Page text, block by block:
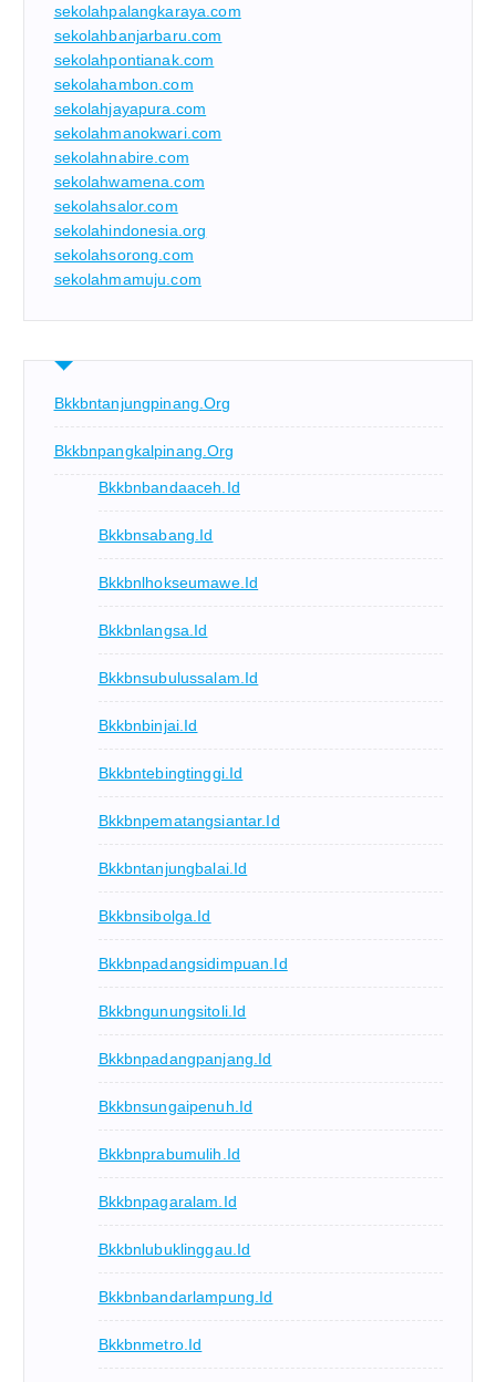
sekolahpalangkaraya.com
sekolahbanjarbaru.com
sekolahpontianak.com
sekolahambon.com
sekolahjayapura.com
sekolahmanokwari.com
sekolahnabire.com
sekolahwamena.com
sekolahsalor.com
sekolahindonesia.org
sekolahsorong.com
sekolahmamuju.com
Bkkbntanjungpinang.org
Bkkbnpangkalpinang.org
Bkkbnbandaaceh.id
Bkkbnsabang.id
Bkkbnlhokseumawe.id
Bkkbnlangsa.id
Bkkbnsubulussalam.id
Bkkbnbinjai.id
Bkkbntebingtinggi.id
Bkkbnpematangsiantar.id
Bkkbntanjungbalai.id
Bkkbnsibolga.id
Bkkbnpadangsidimpuan.id
Bkkbngunungsitoli.id
Bkkbnpadangpanjang.id
Bkkbnsungaipenuh.id
Bkkbnprabumulih.id
Bkkbnpagaralam.id
Bkkbnlubuklinggau.id
Bkkbnbandarlampung.id
Bkkbnmetro.id